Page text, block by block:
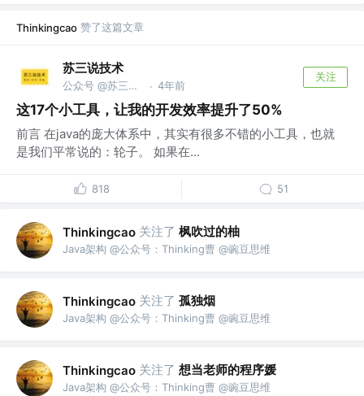
Thinkingcao 赞了这篇文章
苏三说技术
公众号 @苏三说技术｜susan.net.cn · 4年前
关注
这17个小工具，让我的开发效率提升了50%
前言 在java的庞大体系中，其实有很多不错的小工具，也就
是我们平常说的：轮子。 如果在...
818 51
Thinkingcao 关注了 枫吹过的柚
Java架构 @公众号：Thinking曹 @豌豆思维
Thinkingcao 关注了 孤独烟
Java架构 @公众号：Thinking曹 @豌豆思维
Thinkingcao 关注了 想当老师的程序媛
Java架构 @公众号：Thinking曹 @豌豆思维